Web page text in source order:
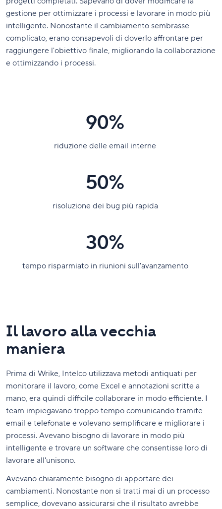
gestione per ottimizzare i processi e lavorare in modo più
intelligente. Nonostante il cambiamento sembrasse
complicato, erano consapevoli di doverlo affrontare per
raggiungere l'obiettivo finale, migliorando la collaborazione
e ottimizzando i processi.
90%
riduzione delle email interne
50%
risoluzione dei bug più rapida
30%
tempo risparmiato in riunioni sull'avanzamento
Il lavoro alla vecchia
maniera
Prima di Wrike, Intelco utilizzava metodi antiquati per
monitorare il lavoro, come Excel e annotazioni scritte a
mano, era quindi difficile collaborare in modo efficiente. I
team impiegavano troppo tempo comunicando tramite
email e telefonate e volevano semplificare e migliorare i
processi. Avevano bisogno di lavorare in modo più
intelligente e trovare un software che consentisse loro di
lavorare all'unisono.
Avevano chiaramente bisogno di apportare dei
cambiamenti. Nonostante non si tratti mai di un processo
semplice, dovevano assicurarsi che il risultato avrebbe